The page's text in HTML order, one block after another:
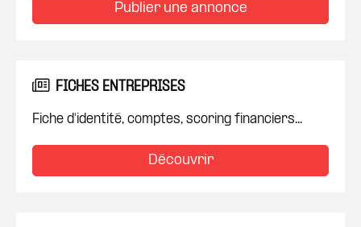
Publier une annonce
FICHES ENTREPRISES
Fiche d'identité, comptes, scoring financiers...
Découvrir